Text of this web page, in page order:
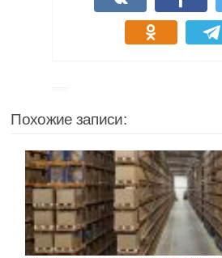
Похожие записи: